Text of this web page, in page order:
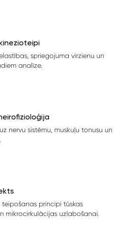
spriegojuma virzienu un
analīze.
nervu sistēmu, muskuļu tonusu un
teipošanas principi tūskas
mikrocirkulācijas uzlabošanai.